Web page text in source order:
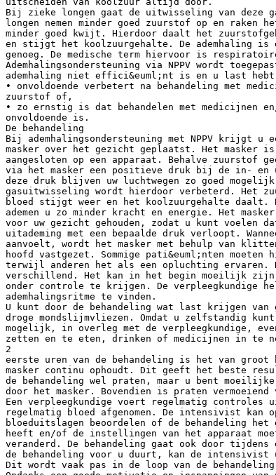
Bij zieke longen gaat de uitwisseling van deze
longen nemen minder goed zuurstof op en raken
minder goed kwijt. Hierdoor daalt het
en stijgt het koolzuurgehalte. De ademhaling
genoeg. De medische term hiervoor is
Ademhalingsondersteuning via NPPV wordt
ademhaling niet effici&euml;nt is en u last hebt
• onvoldoende verbetert na behandeling met
zuurstof of,
• zo ernstig is dat behandelen met medicijnen
onvoldoende is.
De behandeling
Bij ademhalingsondersteuning met NPPV krijgt u
masker over het gezicht geplaatst. Het masker
aangesloten op een apparaat. Behalve zuurstof
via het masker een positieve druk bij de in- en
deze druk blijven uw luchtwegen zo goed mogelijk
gasuitwisseling wordt hierdoor verbeterd. Het
bloed stijgt weer en het koolzuurgehalte daalt.
ademen u zo minder kracht en energie. Het
voor uw gezicht gehouden, zodat u kunt voelen
uitademing met een bepaalde druk verloopt.
aanvoelt, wordt het masker met behulp van
hoofd vastgezet. Sommige pati&euml;nten moeten
terwijl anderen het als een opluchting ervaren.
verschillend. Het kan in het begin moeilijk zijn
onder controle te krijgen. De verpleegkundige
ademhalingsritme te vinden.
U kunt door de behandeling wat last krijgen van
droge mondslijmvliezen. Omdat u zelfstandig
mogelijk, in overleg met de verpleegkundige,
zetten en te eten, drinken of medicijnen in te
2
eerste uren van de behandeling is het van groot
masker continu ophoudt. Dit geeft het beste
de behandeling wel praten, maar u bent
door het masker. Bovendien is praten vermoeiend
Een verpleegkundige voert regelmatig
regelmatig bloed afgenomen. De intensivist kan
bloeduitslagen beoordelen of de behandeling het
heeft en/of de instellingen van het apparaat
veranderd. De behandeling gaat ook door tijdens
de behandeling voor u duurt, kan de
Dit wordt vaak pas in de loop van de